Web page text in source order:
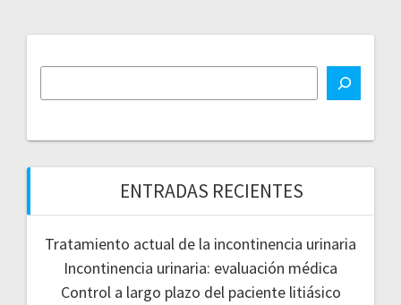
ENTRADAS RECIENTES
Tratamiento actual de la incontinencia urinaria
Incontinencia urinaria: evaluación médica
Control a largo plazo del paciente litiásico